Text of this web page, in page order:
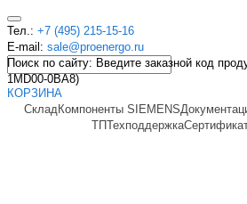
Тел.: +7 (495) 215-15-16
E-mail: sale@proenergo.ru
Поиск по сайту: Введите заказной код
1MD00-0BA8)
КОРЗИНА
СкладКомпоненты SIEMENS
ТПТехподдержка